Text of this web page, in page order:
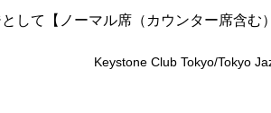
して【ノーマル席（カウンター席含む
Keystone Club Tokyo/Tokyo